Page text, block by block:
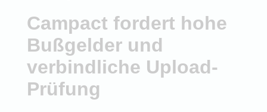
Campact fordert hohe
Bußgelder und
verbindliche Upload-
Prüfung